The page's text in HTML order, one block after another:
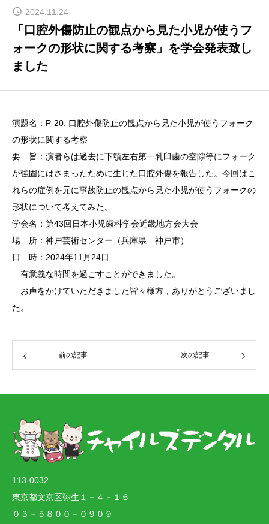
Q & A
研究業績
2024.11.24
「口腔外傷防止の観点から見た小児が使うフ
ォークの形状に関する考察」を学会発表致し
ました
演題名：P-20. 口腔外傷防止の観点から見た小児が使うフォーク
の形状に関する考察
要 旨：演者らは過去に下顎左右第一乳臼歯の空隙等にフォーク
が強固にはさまったために生じた口腔外傷を報告した。今回はこ
れらの症例を元に事故防止の観点から見た小児が使うフォークの
形状について考えてみた。
学会名：第43回日本小児歯科学会近畿地方会大会
場 所：神戸芸術センター（兵庫県 神戸市）
日 時：2024年11月24日
有意義な時間を過ごすことができました。
お声をかけていただきました皆々様方，ありがとうございまし
た。
前の記事 次の記事
113-0032
東京都文京区弥生１－４－１６
０３－５８００－０９０９